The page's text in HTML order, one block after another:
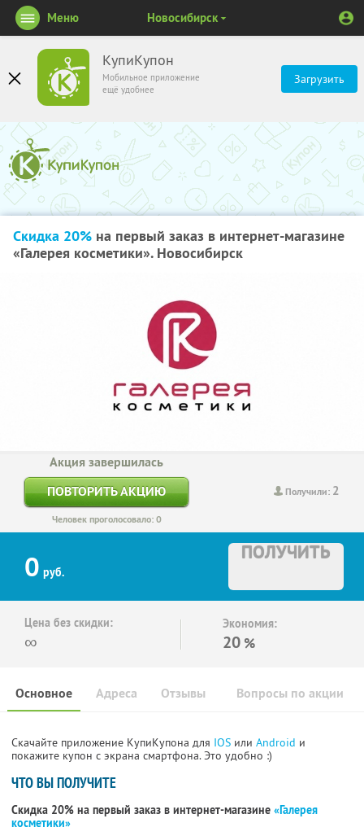
КупиКупон
Мобильное приложение
ещё удобнее
Загрузить
Меню Новосибирск
Скидка 20% на первый заказ в интернет-магазине
«Галерея косметики». Новосибирск
Получили: 2
Акция завершилась
ПОВТОРИТЬ АКЦИЮ
Человек проголосовало: 0
0 руб.
ПОЛУЧИТЬ
Цена без скидки:
∞
Экономия:
20 %
Основное Отзывы Вопросы по акции
Адреса
Скачайте приложение КупиКупона для IOS или Android и
покажите купон с экрана смартфона. Это удобно :)
ЧТО ВЫ ПОЛУЧИТЕ
Скидка 20% на первый заказ в интернет-магазине «Галерея
косметики»